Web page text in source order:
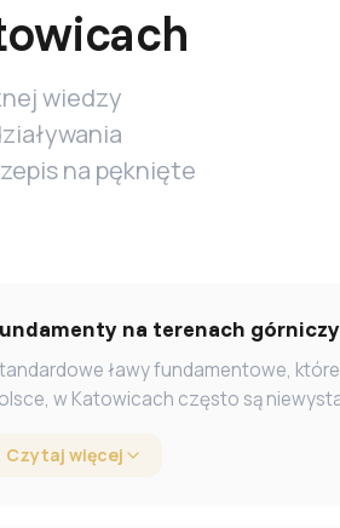
wiedzy
na pęknięte
na terenach
ławy fundamentowe,
w Katowicach często są
Czytaj więcej